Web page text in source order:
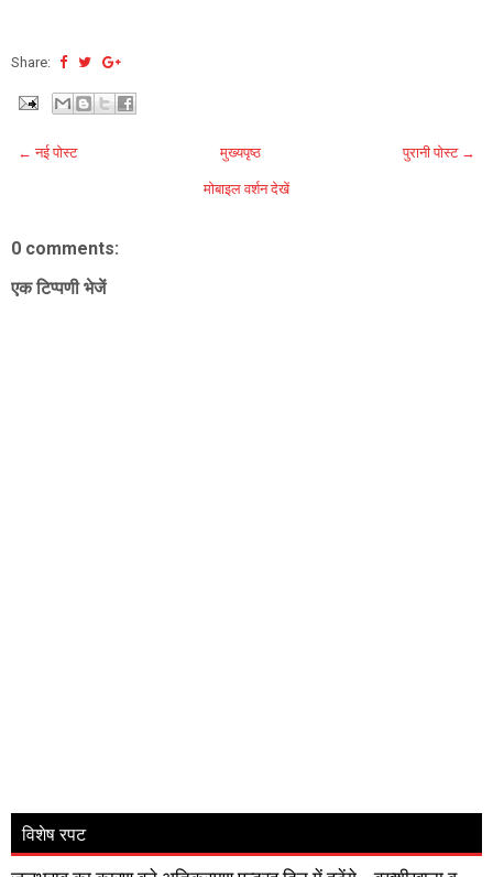
Share:
← नई पोस्ट पुरानी पोस्ट →
मुख्यपृष्ठ
मोबाइल वर्शन देखें
0 comments:
एक टिप्पणी भेजें
विशेष रपट